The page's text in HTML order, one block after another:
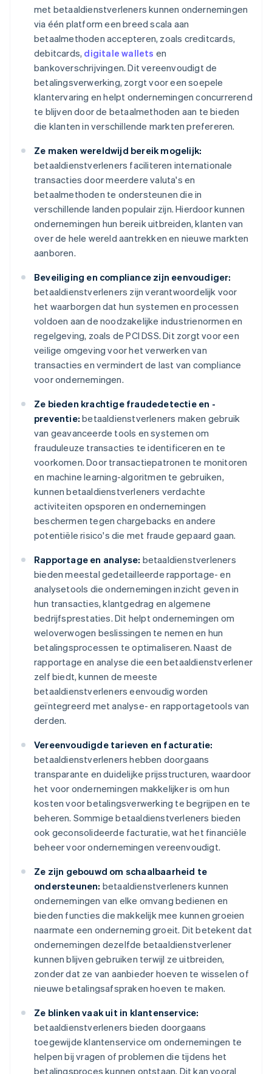
met betaaldienstverleners kunnen ondernemingen
via één platform een breed scala aan
betaalmethoden accepteren, zoals creditcards,
debitcards, digitale wallets en
bankoverschrijvingen. Dit vereenvoudigt de
betalingsverwerking, zorgt voor een soepele
klantervaring en helpt ondernemingen concurrerend
te blijven door de betaalmethoden aan te bieden
die klanten in verschillende markten prefereren.
Ze maken wereldwijd bereik mogelijk:
betaaldienstverleners faciliteren internationale
transacties door meerdere valuta's en
betaalmethoden te ondersteunen die in
verschillende landen populair zijn. Hierdoor kunnen
ondernemingen hun bereik uitbreiden, klanten van
over de hele wereld aantrekken en nieuwe markten
aanboren.
Beveiliging en compliance zijn eenvoudiger:
betaaldienstverleners zijn verantwoordelijk voor
het waarborgen dat hun systemen en processen
voldoen aan de noodzakelijke industrienormen en
regelgeving, zoals de PCI DSS. Dit zorgt voor een
veilige omgeving voor het verwerken van
transacties en vermindert de last van compliance
voor ondernemingen.
Ze bieden krachtige fraudedetectie en -
preventie: betaaldienstverleners maken gebruik
van geavanceerde tools en systemen om
frauduleuze transacties te identificeren en te
voorkomen. Door transactiepatronen te monitoren
en machine learning-algoritmen te gebruiken,
kunnen betaaldienstverleners verdachte
activiteiten opsporen en ondernemingen
beschermen tegen chargebacks en andere
potentiële risico's die met fraude gepaard gaan.
Rapportage en analyse: betaaldienstverleners
bieden meestal gedetailleerde rapportage- en
analysetools die ondernemingen inzicht geven in
hun transacties, klantgedrag en algemene
bedrijfsprestaties. Dit helpt ondernemingen om
weloverwogen beslissingen te nemen en hun
betalingsprocessen te optimaliseren. Naast de
rapportage en analyse die een betaaldienstverlener
zelf biedt, kunnen de meeste
betaaldienstverleners eenvoudig worden
geïntegreerd met analyse- en rapportagetools van
derden.
Vereenvoudigde tarieven en facturatie:
betaaldienstverleners hebben doorgaans
transparante en duidelijke prijsstructuren, waardoor
het voor ondernemingen makkelijker is om hun
kosten voor betalingsverwerking te begrijpen en te
beheren. Sommige betaaldienstverleners bieden
ook geconsolideerde facturatie, wat het financiële
beheer voor ondernemingen vereenvoudigt.
Ze zijn gebouwd om schaalbaarheid te
ondersteunen: betaaldienstverleners kunnen
ondernemingen van elke omvang bedienen en
bieden functies die makkelijk mee kunnen groeien
naarmate een onderneming groeit. Dit betekent dat
ondernemingen dezelfde betaaldienstverlener
kunnen blijven gebruiken terwijl ze uitbreiden,
zonder dat ze van aanbieder hoeven te wisselen of
nieuwe betalingsafspraken hoeven te maken.
Ze blinken vaak uit in klantenservice:
betaaldienstverleners bieden doorgaans
toegewijde klantenservice om ondernemingen te
helpen bij vragen of problemen die tijdens het
betalingsproces kunnen ontstaan. Dit kan vooral